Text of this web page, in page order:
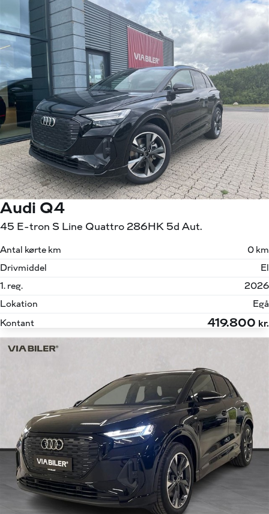
Audi Q4
45 E-tron S Line Quattro 286HK 5d Aut.
Antal kørte km
0 km
Drivmiddel
El
1. reg.
2026
Lokation
Egå
Kontant
419.800 kr.